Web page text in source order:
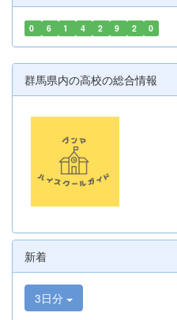
0 6 1 4 2 9 2 0
群馬県内の高校の総合情報
新着
3日分